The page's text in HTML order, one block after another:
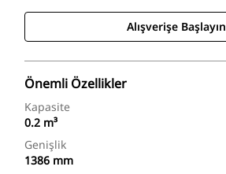
Alışverişe Başlayın
Önemli Özellikler
Kapasite
0.2 m³
Genişlik
1386 mm